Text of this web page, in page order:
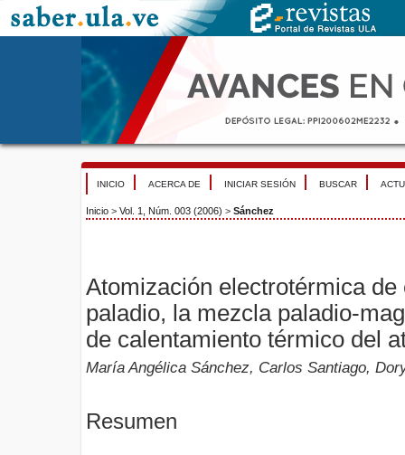
INICIO ACERCA DE INICIAR SESIÓN BUSCAR
Inicio > Vol. 1, Núm. 003 (2006) > Sánchez
Atomización electrotérmica
paladio, la mezcla paladio-
de calentamiento térmico del
María Angélica Sánchez, Carlos Santiago,
Resumen